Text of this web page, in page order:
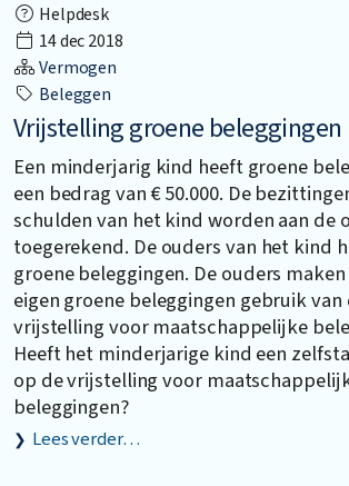
Helpdesk
14 dec 2018
Vermogen
Beleggen
Vrijstelling groene beleggingen
Een minderjarig kind heeft groene
een bedrag van € 50.000. De
schulden van het kind worden aan de
toegerekend. De ouders van het kind
groene beleggingen. De ouders
eigen groene beleggingen gebruik
vrijstelling voor maatschappelijke
Heeft het minderjarige kind een
op de vrijstelling voor
beleggingen?
Lees verder…